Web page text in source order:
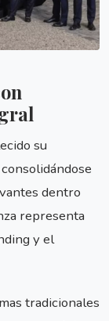
su
consolidándose
dentro
representa
y el
tradicionales